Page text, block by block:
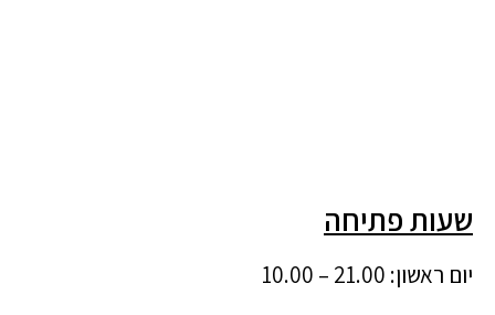
שעות פתיחה
יום ראשון: 21.00 – 10.00